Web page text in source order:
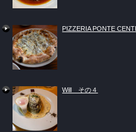
PIZZERIA PONTE
Will その４